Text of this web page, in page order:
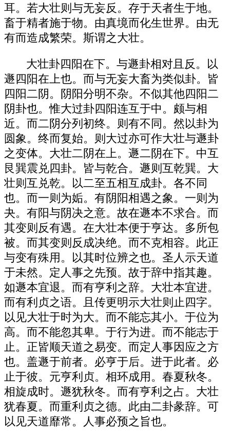
耳。若大壮则与无妄反。存于天者生于地。
畜于精者施于物。由真境而化生世界。由无
有而造成繁荣。斯谓之大壮。
大壮卦四阳在下。与遯卦相对且反。以
遯四阳在上也。而与无妄大畜为类似卦。皆
四阳二阴。阴阳分明不杂。不似其他四阳二
阴卦也。惟大过卦四阳连互于中。颇与相
近。而二阴分列初终。则有不同。然以卦为
圆象。终而复始。则大过亦可作大壮与遯卦
之变体。大壮二阴在上。遯二阴在下。中互
艮巽震兑四卦。皆与乾合。遯则互乾巽。大
壮则互兑乾。以二至五相互成卦。各不同
也。而一则为姤。有阴阳相遇之象。一则为
夬。有阳与阴决之意。故在遯本不求合。而
其变则反有遇。在大壮本便于亨达。多所包
被。而其变则反成决绝。而不克相容。此正
与变有殊用。以其时位辨之也。圣人示天道
于未然。定人事之先预。故于辞中指其趣。
如遯本宜退。而有亨利之辞。大壮本宜进。
而有利贞之语。且传更明示大壮则止四字。
以见大壮于时为大。而不能忘其小。于位为
高。而不能忽其卑。于行为进。而不能志于
止。正皆顺天道之易变。而定人事因应之方
也。盖遯于前者。必亨于后。进于此者。必
止于彼。元亨利贞。相环成用。春夏秋冬。
相旋成时。遯犹秋冬。而有亨利之占。大壮
犹春夏。而重利贞之德。此由二卦彖辞。可
以见天道靡常。人事必预之旨也。